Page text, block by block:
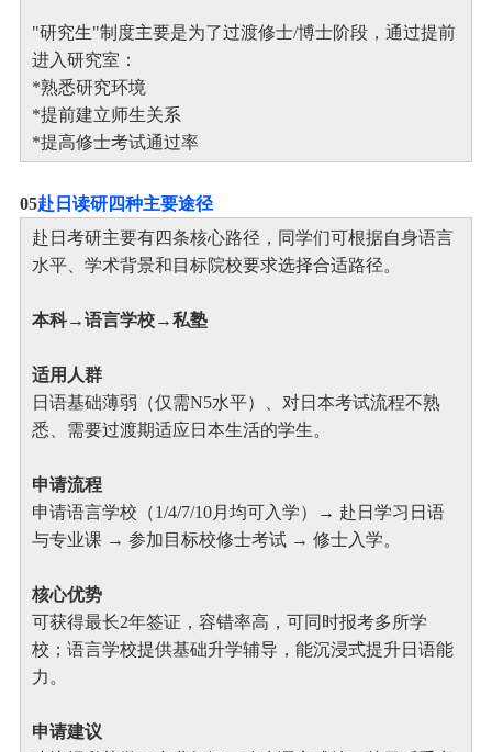
"研究生"制度主要是为了过渡修士/博士阶段，通过提前
进入研究室：
*熟悉研究环境
*提前建立师生关系
*提高修士考试通过率
05赴日读研四种主要途径
赴日考研主要有四条核心路径，同学们可根据自身语言
水平、学术背景和目标院校要求选择合适路径。
本科→语言学校→私塾
适用人群
日语基础薄弱（仅需N5水平）、对日本考试流程不熟
悉、需要过渡期适应日本生活的学生。
申请流程
申请语言学校（1/4/7/10月均可入学）→ 赴日学习日语
与专业课 → 参加目标校修士考试 → 修士入学。
核心优势
可获得最长2年签证，容错率高，可同时报考多所学
校；语言学校提供基础升学辅导，能沉浸式提升日语能
力。
申请建议